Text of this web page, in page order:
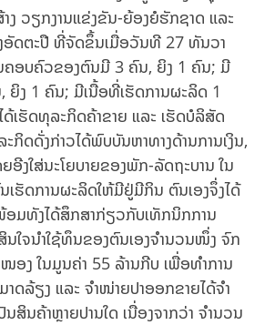
ງ ວຽກງານແຂ່ງຂັນ-ຍ້ອງຍໍຮັກຊາດ ແລະ
ດຕະປື ທີ່ຈັດຂຶ້ນເມື່ອວັນທີ 27 ທັນວາ
ຄອບຄົວຂອງຕົນມີ 3 ຄົນ, ຍິງ 1 ຄົນ; ມີ
ຍິງ 1 ຄົນ; ມີເນື້ອທີ່ເຮັດການຜະລິດ 1
ດ້ເຮັດທຸລະກິດຄ້າຂາຍ ແລະ ເຮັດບໍລິສັດ
ກິດດັ່ງກ່າວໄດ້ພົບບັນຫາທາງດ້ານການເງິນ,
ອີງໃສ່ນະໂຍບາຍຂອງພັກ-ລັດຖະບານ ໃນ
ເຮັດການຜະລິດໃຫ້ມີຢູ່ມີກິນ ຕົນເອງຈຶ່ງໄດ້
ມທັງໄດ້ສຶກສາກ່ຽວກັບເທັກນິກການ
ນໃຈນໍາໃຊ້ທຶນຂອງຕົນເອງຈຳນວນໜຶ່ງ ຈົກ
ອງ ໃນມູນຄ່າ 55 ລ້ານກີບ ເພື່ອທໍາການ
າດລ້ຽງ ແລະ ຈໍາໜ່າຍປາອອກຂາຍໄດ້ຈໍາ
ນຄ້າຫຼາຍປານໃດ ເນື່ອງຈາກວ່າ ຈໍານວນ